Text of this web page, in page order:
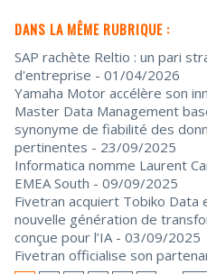
DANS LA MÊME RUBRIQUE :
SAP rachète Reltio : un pari
d'entreprise - 01/04/2026
Yamaha Motor accélère son
Master Data Management
synonyme de fiabilité des
pertinentes - 23/09/2025
Informatica nomme Laurent
EMEA South - 09/09/2025
Fivetran acquiert Tobiko Data
nouvelle génération de
conçue pour l’IA - 03/09/2025
Fivetran officialise son